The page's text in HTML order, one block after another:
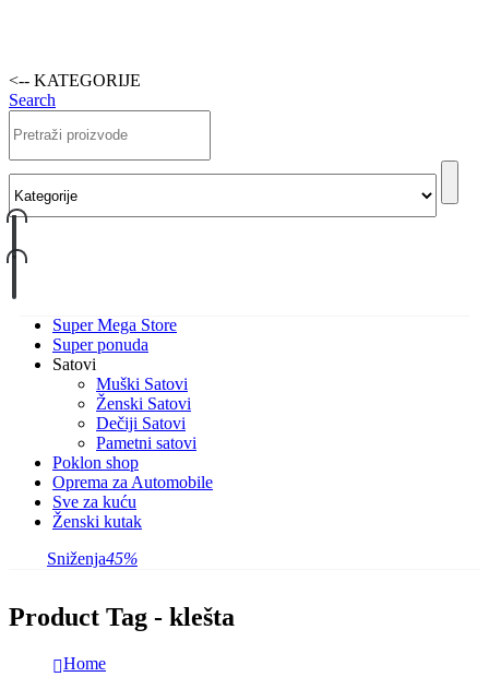
<-- KATEGORIJE
Search
Super Mega Store
Super ponuda
Satovi
Muški Satovi
Ženski Satovi
Dečiji Satovi
Pametni satovi
Poklon shop
Oprema za Automobile
Sve za kuću
Ženski kutak
Sniženja45%
Product Tag - klešta
Home